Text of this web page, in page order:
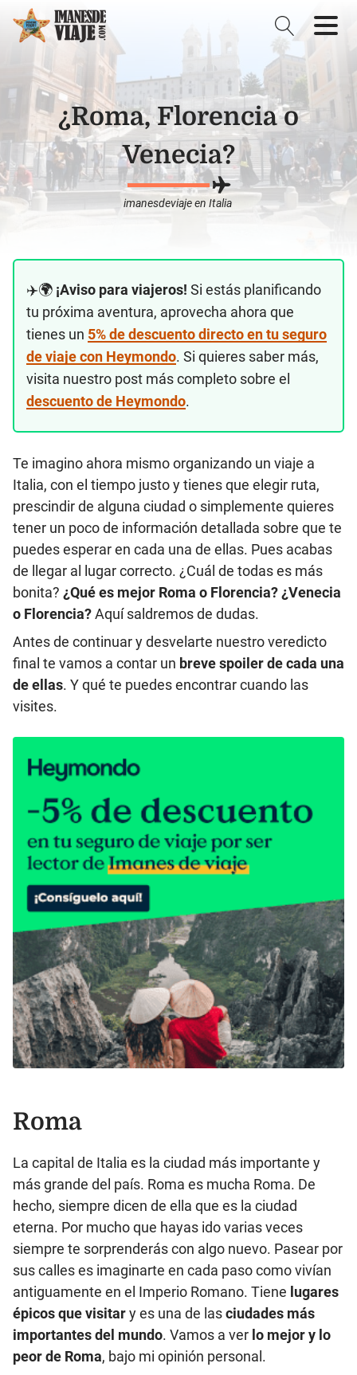
¿Roma, Florencia o
Venecia?
imanesdeviajeen Italia
✈️🌍 ¡Aviso para viajeros! Si estás planificando
tu próxima aventura, aprovecha ahora que
tienes un 5% de descuento directo en tu seguro
de viaje con Heymondo. Si quieres saber más,
visita nuestro post más completo sobre el
descuento de Heymondo.
Te imagino ahora mismo organizando un viaje a
Italia, con el tiempo justo y tienes que elegir ruta,
prescindir de alguna ciudad o simplemente quieres
tener un poco de información detallada sobre que te
puedes esperar en cada una de ellas. Pues acabas
de llegar al lugar correcto. ¿Cuál de todas es más
bonita? ¿Qué es mejor Roma o Florencia? ¿Venecia
o Florencia?Aquí saldremos de dudas.
Antes de continuar y desvelarte nuestro veredicto
final te vamos a contar un breve spoiler de cada una
de ellas. Y qué te puedes encontrar cuando las
visites.
Roma
La capital de Italia es la ciudad más importante y
más grande del país. Roma es mucha Roma. De
hecho, siempre dicen de ella que es la ciudad
eterna. Por mucho que hayas ido varias veces
siempre te sorprenderás con algo nuevo. Pasear por
sus calles es imaginarte en cada paso como vivían
antiguamente en el Imperio Romano. Tiene lugares
épicos que visitary es una de lasciudades más
importantes del mundo. Vamos a ver lo mejor y lo
peor de Roma, bajo mi opinión personal.